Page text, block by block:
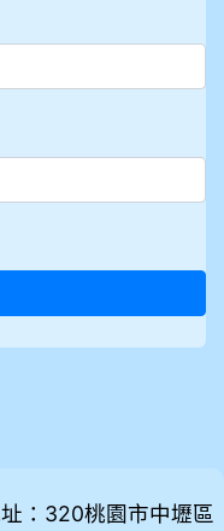
：320桃園市中壢區